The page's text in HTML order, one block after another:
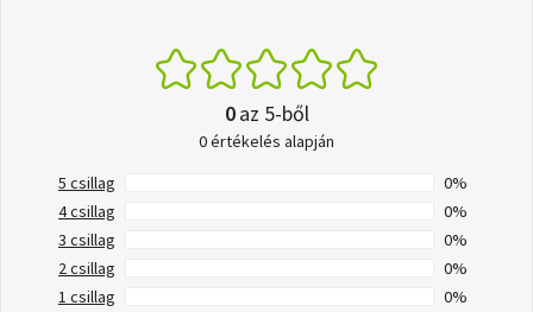
0az 5-ből
0 értékelés alapján
5 csillag
0%
4 csillag
0%
3 csillag
0%
2 csillag
0%
1 csillag
0%